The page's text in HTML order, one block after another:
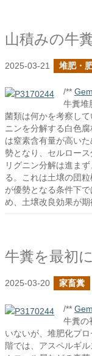
2025-03-21 堆肥・
/**
牛糞堆
菌類は何かを考察し
ニンを分解する白色
は窒素含有量が高い
勢となり、セルロー
リグニン分解は進ま
る。これは土壌の団
が優勢となる条件下
め、土壌改良効果が期
2025-03-20 家畜糞
/**
牛糞の
いないが、堆肥化プ
階では、アスペルギ